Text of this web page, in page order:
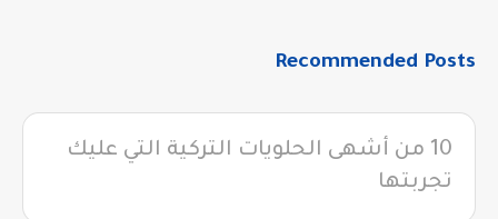
Recommended Posts
10 من أشهى الحلويات التركية التي عليك
تجربتها